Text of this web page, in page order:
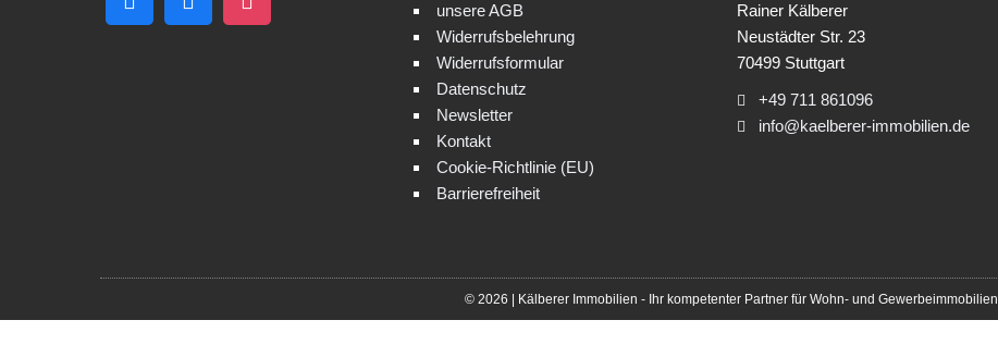
unsere AGB
Widerrufsbelehrung
Widerrufsformular
Datenschutz
Newsletter
Kontakt
Cookie-Richtlinie (EU)
Barrierefreiheit
Rainer Kälberer
Neustädter Str. 23
70499 Stuttgart
+49 711 861096
info@kaelberer-immobilien.de
© 2026 | Kälberer Immobilien - Ihr kompetenter Partner für Wohn- und Gewerbeimmobilien